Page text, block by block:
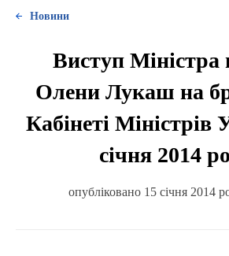
Новини
Виступ Міністра
Олени Лукаш на
Кабінеті Міністрів
січня 2014
опубліковано 15 січня 2014